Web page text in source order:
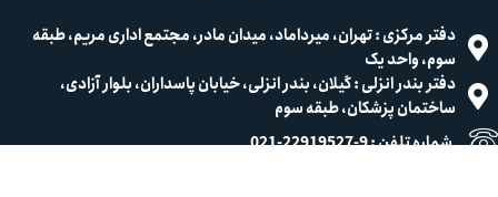
دفتر مرکزی : تهران، میرداماد، میدان مادر، مجتمع اداری مریم، طبقه
سوم، واحد یک
دفتر بندر انزلی : گیلان، بندر انزلی، خیابان پاسداران، بلوار آزادی،
ساختمان پزشکان، طبقه سوم
شماره تلفن : 9-22919527-021